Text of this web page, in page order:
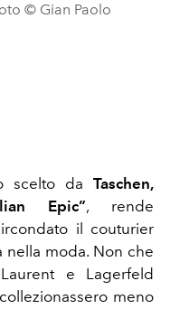
© Gian Paolo
scelto da Taschen,
Epic”, rende
il couturier
nella moda. Non che
e Lagerfeld
meno